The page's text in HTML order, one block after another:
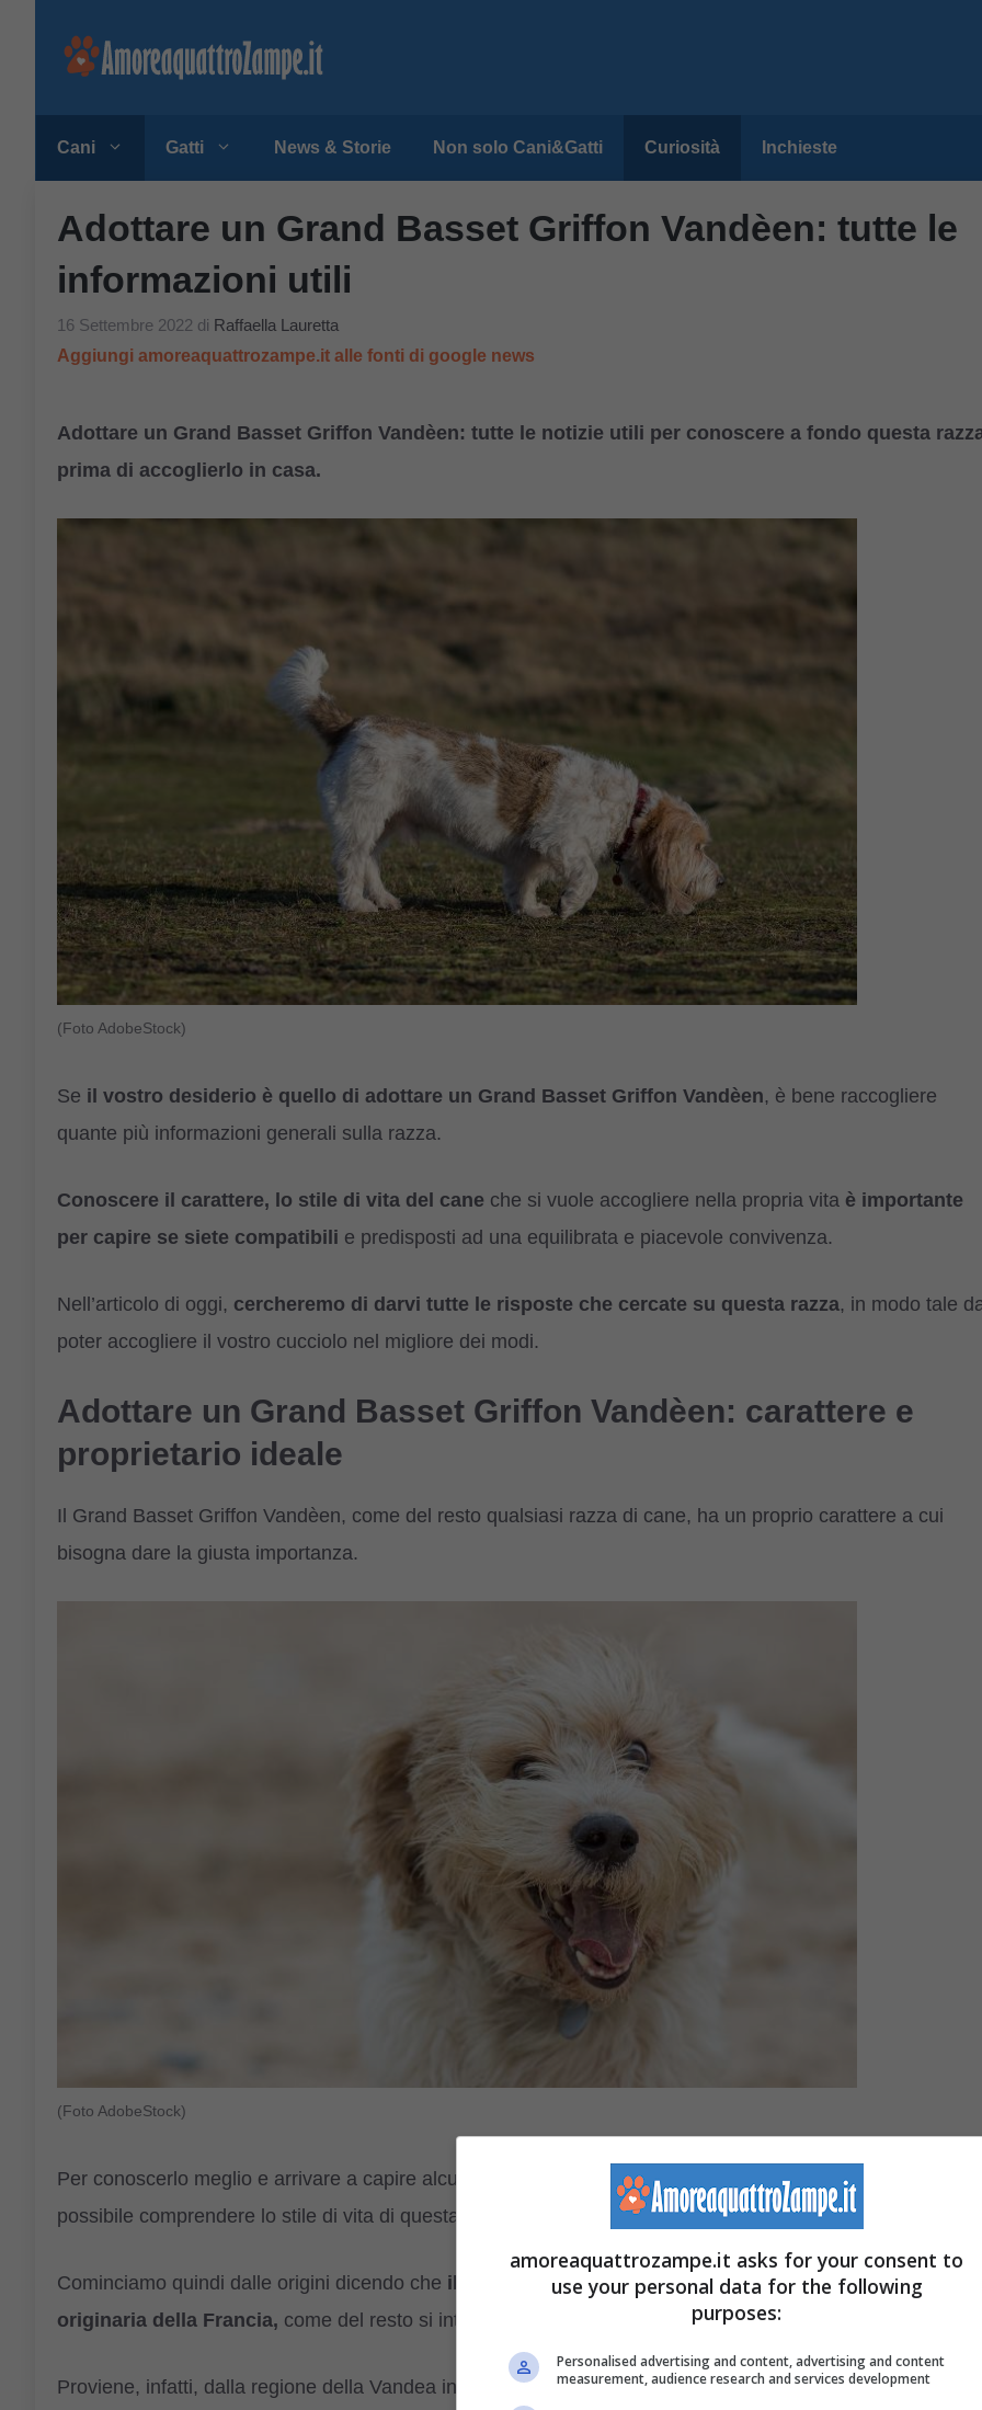
Cani Gatti News & Storie Non solo Cani&Gatti Curiosità Inchieste
Adottare un Grand Basset Griffon Vandèen: tutte le
informazioni utili
16 Settembre 2022 di Raffaella Lauretta
Aggiungi amoreaquattrozampe.it alle fonti di google news
Adottare un Grand Basset Griffon Vandèen: tutte le notizie utili per conoscere a fondo questa
prima di accoglierlo in casa.
(Foto AdobeStock)
Se il vostro desiderio è quello di adottare un Grand Basset Griffon Vandèen, è bene raccogliere
quante più informazioni generali sulla razza.
Conoscere il carattere, lo stile di vita del cane che si vuole accogliere nella propria vita è importante
per capire se siete compatibili e predisposti ad una equilibrata e piacevole convivenza.
Nell’articolo di oggi, cercheremo di darvi tutte le risposte che cercate su questa razza, in modo tale
poter accogliere il vostro cucciolo nel migliore dei modi.
Adottare un Grand Basset Griffon Vandèen: carattere e
proprietario ideale
Il Grand Basset Griffon Vandèen, come del resto qualsiasi razza di cane, ha un proprio carattere a cui
bisogna dare la giusta importanza.
(Foto AdobeStock)
Per conoscerlo meglio e arrivare a capire alcuni atteggiamenti, occorre partire dalle origini, solo così sarà
possibile comprendere lo stile di vita di questa razza di cane.
Cominciamo quindi dalle origini dicendo che il Grand Basset Griffon Vandèen è una razzadi cane
originaria della Francia, come del resto si intuisce dal nome.
Proviene, infatti, dalla regione della Vandea in Francia, da cui prende il nome.
amoreaquattrozampe.it asks for your consent to
use your personal data for the following
purposes:
Personalised advertising and content, advertising and content
measurement, audience research and services development